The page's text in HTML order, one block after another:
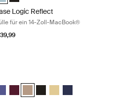
Logic Reflect
für ein 14-Zoll-MacBook®
(selected)
Logic Reflect 14" Laptop Sleeve
Case Logic Reflect 14" Laptop
Case Logic Reflect 14"
Case Logic Reflect 14"
Case Logic Reflect
Case Logic